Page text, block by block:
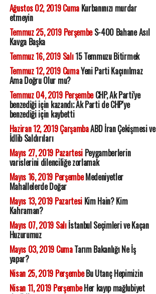
Ağustos 02, 2019 CumaKurbanınızı murdar
etmeyin
Temmuz 25, 2019 PerşembeS-400 Bahane Asıl
Kavga Başka
Temmuz 16, 2019 Salı15 Temmuzu Bitirmek
Temmuz 12, 2019 CumaYeni Parti Kaçınılmaz
Ama Doğru Olur mu?
Temmuz 04, 2019 PerşembeCHP, Ak Parti'ye
benzediği için kazandı; Ak Parti de CHP'ye
benzediği için kaybetti
Haziran 12, 2019 ÇarşambaABD İran Çekişmesi ve
İdlib Saldırıları
Mayıs 27, 2019 PazartesiPeygamberlerin
varislerini dilenciliğe zorlamak
Mayıs 16, 2019 PerşembeMedeniyetler
Mahallelerde Doğar
Mayıs 13, 2019 PazartesiKim Hain? Kim
Kahraman?
Mayıs 07, 2019 Salıİstanbul Seçimleri ve Kaçan
Huzurumuz
Mayıs 03, 2019 CumaTarım Bakanlığı Ne İş
yapar?
Nisan 25, 2019 PerşembeBu Utanç Hepimizin
Nisan 11, 2019 PerşembeHer kayıp mağlubiyet